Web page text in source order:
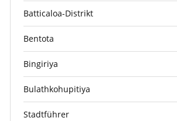
Batticaloa-Distrikt
Bentota
Bingiriya
Bulathkohupitiya
Stadtführer